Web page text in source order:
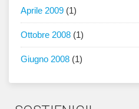
Aprile 2009 (1)
Ottobre 2008 (1)
Giugno 2008 (1)